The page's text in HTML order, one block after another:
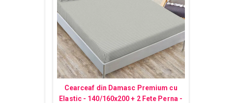
Cearceaf din Damasc Premium cu
Elastic - 140/160x200 + 2 Fete Perna -